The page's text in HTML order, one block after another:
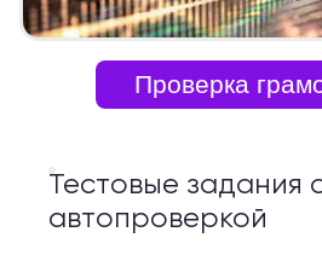
Проверка
Тестовые задания
автопроверкой